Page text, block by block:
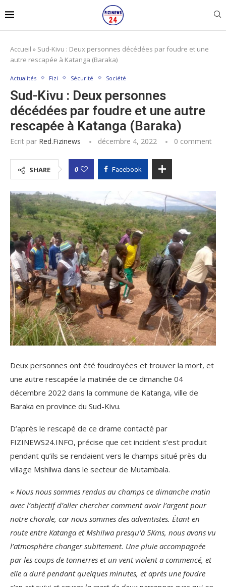
Accueil » Sud-Kivu : Deux personnes décédées par foudre et une
autre rescapée à Katanga (Baraka)
Actualités Fizi Sécurité Société
Sud-Kivu : Deux personnes
décédées par foudre et une autre
rescapée à Katanga (Baraka)
Ecrit par Red.fizinews décembre 4, 2022 0 comment
SHARE 0 Facebook
Deux personnes ont été foudroyées et trouver la mort, et
une autre rescapée la matinée de ce dimanche 04
décembre 2022 dans la commune de Katanga, ville de
Baraka en province du Sud-Kivu.
D’après le rescapé de ce drame contacté par
FIZINEWS24.INFO, précise que cet incident s’est produit
pendant qu’ils se rendaient vers le champs situé près du
village Mshilwa dans le secteur de Mutambala.
« Nous nous sommes rendus au champs ce dimanche matin
avec l’objectif d’aller chercher comment avoir l’argent pour
notre chorale, car nous sommes des adventistes. Étant en
route entre Katanga et Mshilwa presqu’à 5Kms, nous avons vu
l’atmosphère changer subitement. Une pluie accompagnée
par les coups de tonnerres et un vent violent a commencé, et
elle a duré pendant quelques minutes, et après une foudre